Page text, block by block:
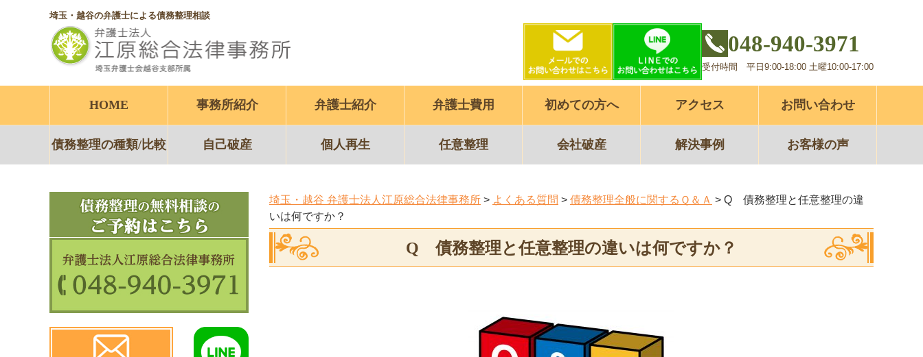
埼玉・越谷の弁護士による債務整理相談
048-940-3971
受付時間 平日9:00-18:00 土曜10:00-17:00
HOME 事務所紹介 弁護士紹介 弁護士費用 初めての方へ アクセス お問い合わせ
債務整理の種類/比較 自己破産 個人再生 任意整理 会社破産 解決事例 お客様の声
埼玉・越谷 弁護士法人江原総合法律事務所 > よくある質問 > 債務整理全般に関するＱ＆Ａ > Q 債務整理と任意整理の違
いは何ですか？
Q 債務整理と任意整理の違いは何ですか？